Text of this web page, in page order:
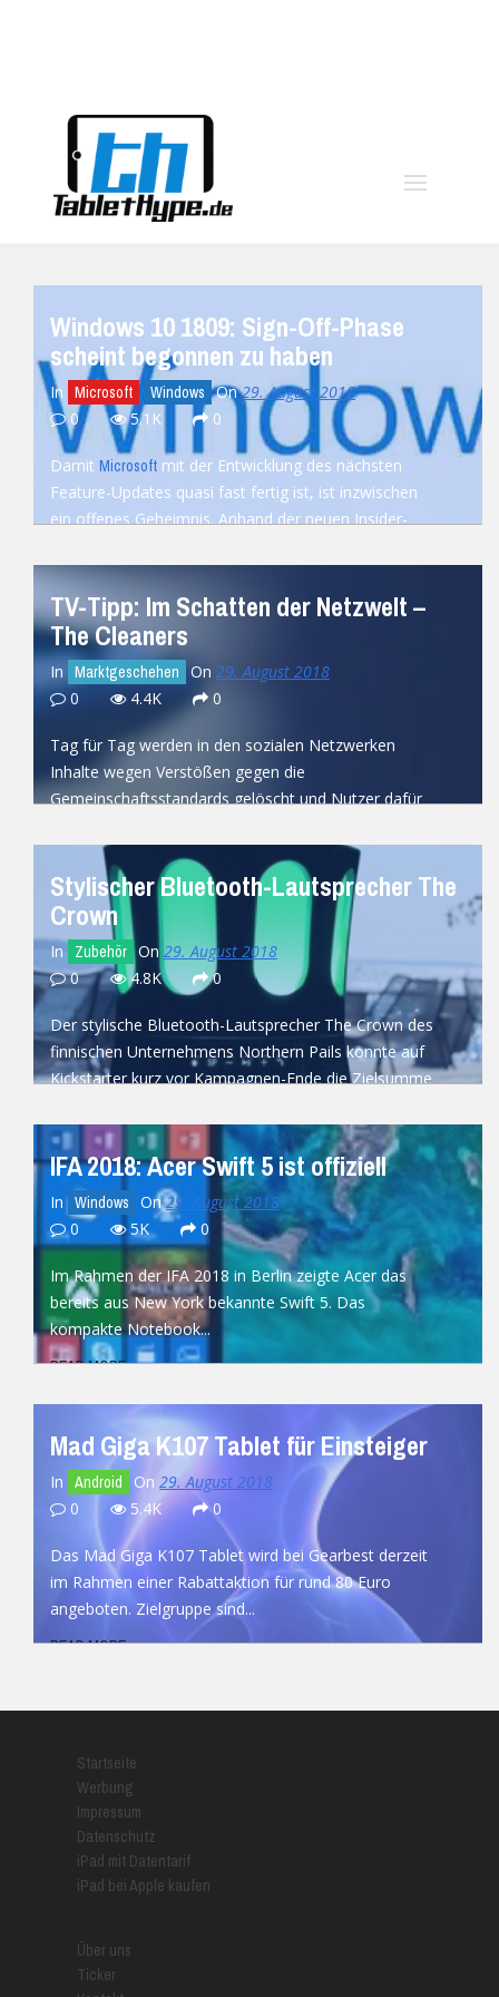
Windows 10 1809: Sign-Off-Phase
scheint begonnen zu haben
In Microsoft Windows On29. August 2018
0
5.1K 0
Damit Microsoft mit der Entwicklung des nächsten
Feature-Updates quasi fast fertig ist, ist inzwischen
ein offenes Geheimnis. Anhand der neuen Insider-
TV-Tipp: Im Schatten der Netzwelt –
The Cleaners
In Marktgeschehen On 29. August 2018
0
4.4K 0
Tag für Tag werden in den sozialen Netzwerken
Inhalte wegen Verstößen gegen die
Gemeinschaftsstandards gelöscht und Nutzer dafür
READ MORE
Stylischer Bluetooth-Lautsprecher The
Crown
In Zubehör On 29. August 2018
0
4.8K 0
Der stylische Bluetooth-Lautsprecher The Crown des
finnischen Unternehmens Northern Pails konnte auf
Kickstarter kurz vor Kampagnen-Ende die Zielsumme
READ MORE
IFA 2018: Acer Swift 5 ist offiziell
In Windows On29. August 2018
0
5K 0
Im Rahmen der IFA 2018 in Berlin zeigte Acer das
bereits aus New York bekannte Swift 5. Das
kompakte Notebook...
READ MORE
Mad Giga K107 Tablet für Einsteiger
In Android On 29. August 2018
0
5.4K 0
Das Mad Giga K107 Tablet wird bei Gearbest derzeit
im Rahmen einer Rabattaktion für rund 80 Euro
angeboten. Zielgruppe sind...
READ MORE
Startseite
Werbung
Impressum
Datenschutz
iPad mit Datentarif
iPad bei Apple kaufen
Über uns
Ticker